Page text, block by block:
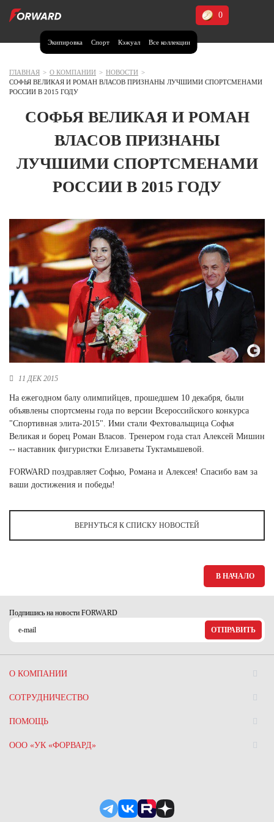
Экипировка Спорт Кэжуал Все коллекции
0
Москва и МО
Волгоградская область (1)
Кемеровская область (2)
Курская область (1)
Москва и МО (14)
Нижегородская область (1)
Новосибирская область (3)
Омская область (5)
Республика Башкортостан (3)
Республика Крым (1)
Республика Татарстан (2)
Санкт-Петербург и ЛО (3)
Саратовская область (1)
Свердловская область (5)
Северная Осетия (2)
Смоленская область (1)
Ставропольский край (5)
Томская область (1)
Ямало-Ненецкий автономный округ (1)
Ярославская область (1)
ГЛАВНАЯ > О КОМПАНИИ > НОВОСТИ >
СОФЬЯ ВЕЛИКАЯ И РОМАН ВЛАСОВ ПРИЗНАНЫ ЛУЧШИМИ СПОРТСМЕНАМИ
РОССИИ В 2015 ГОДУ
СОФЬЯ ВЕЛИКАЯ И РОМАН
ВЛАСОВ ПРИЗНАНЫ
ЛУЧШИМИ СПОРТСМЕНАМИ
РОССИИ В 2015 ГОДУ
11 ДЕК 2015
На ежегодном балу олимпийцев, прошедшем 10 декабря, были
объявлены спортсмены года по версии Всероссийского конкурса
"Спортивная элита-2015". Ими стали Фехтовальщица Софья
Великая и борец Роман Власов. Тренером года стал Алексей Мишин
-- наставник фигуристки Елизаветы Туктамышевой.
FORWARD поздравляет Софью, Романа и Алексея! Спасибо вам за
ваши достижения и победы!
ВЕРНУТЬСЯ К СПИСКУ НОВОСТЕЙ
В НАЧАЛО
Подпишись на новости FORWARD
ОТПРАВИТЬ
О КОМПАНИИ
СОТРУДНИЧЕСТВО
ПОМОЩЬ
ООО «УК «ФОРВАРД»